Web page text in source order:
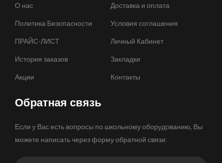
О нас
Доставка и оплата
Политика Безопасности
Условия соглашения
ПРАЙС-ЛИСТ
Личный Кабинет
История заказов
Закладки
Акции
Контакты
Обратная связь
Если у Вас есть вопросы по школьному оборудованию, Вы
можете написать через форму обратной связи: